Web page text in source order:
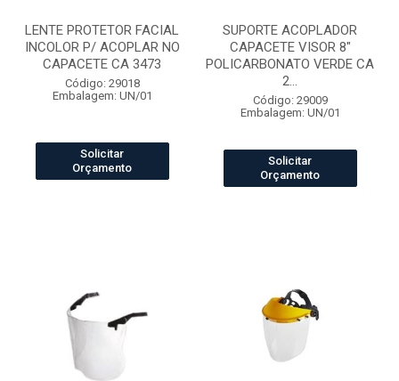
LENTE PROTETOR FACIAL
INCOLOR P/ ACOPLAR NO
CAPACETE CA 3473
Código: 29018
Embalagem: UN/01
Solicitar
Orçamento
SUPORTE ACOPLADOR
CAPACETE VISOR 8"
POLICARBONATO VERDE CA
2...
Código: 29009
Embalagem: UN/01
Solicitar
Orçamento